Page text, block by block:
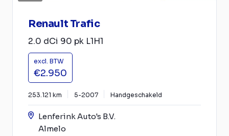
Renault Trafic
2.0 dCi 90 pk L1H1
excl. BTW
€2.950
253.121 km 5-2007 Handgeschakeld
Lenferink Auto's B.V.
Almelo